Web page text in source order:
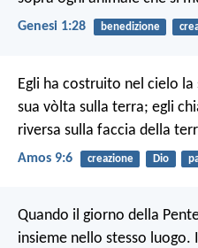
Genesi 1:28 benedizione
Egli ha costruito nel cielo la
sua vòlta sulla terra; egli
riversa sulla faccia della
Amos 9:6 creazione Dio
Quando il giorno della
insieme nello stesso